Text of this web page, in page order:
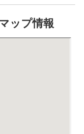
ップ情報